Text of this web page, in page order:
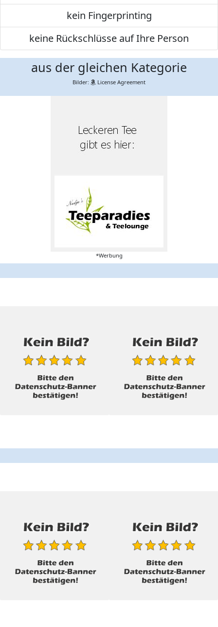
kein Fingerprinting
keine Rückschlüsse auf Ihre Person
aus der gleichen Kategorie
Bilder: License Agreement
*Werbung